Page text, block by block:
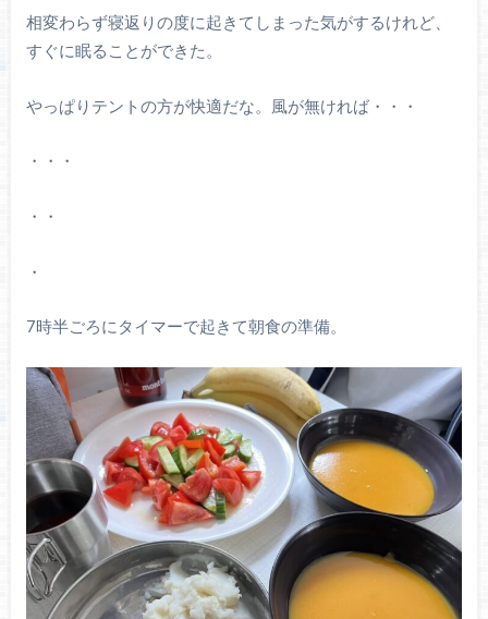
相変わらず寝返りの度に起きてしまった気がするけれど、
すぐに眠ることができた。
やっぱりテントの方が快適だな。風が無ければ・・・
・・・
・・
・
7時半ごろにタイマーで起きて朝食の準備。